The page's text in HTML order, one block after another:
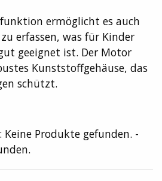
ermöglicht es auch
erfassen, was für Kinder
geeignet ist. Der Motor
Kunststoffgehäuse, das
schützt.
Keine Produkte gefunden. -